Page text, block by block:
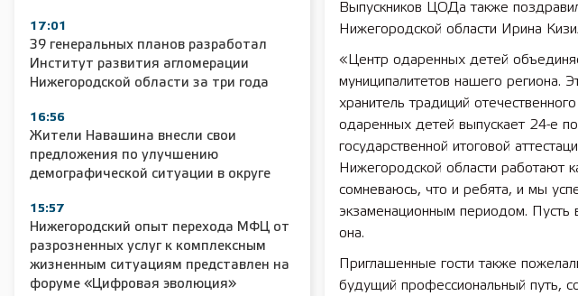
17:01
39 генеральных планов разработал
Институт развития агломерации
Нижегородской области за три года
16:56
Жители Навашина внесли свои
предложения по улучшению
демографической ситуации в округе
15:57
Нижегородский опыт перехода МФЦ от
разрозненных услуг к комплексным
жизненным ситуациям представлен на
форуме «Цифровая эволюция»
Выпускников ЦОДа также
Нижегородской области Ирина
«Центр одаренных детей
муниципалитетов нашего региона.
хранитель традиций
одаренных детей выпускает 24-е
государственной итоговой
Нижегородской области работают
сомневаюсь, что и ребята, и мы
экзаменационным периодом. Пусть
она.
Приглашенные гости также
будущий профессиональный путь,
11 01 Сельское хозяйство 2025 2025 11 01 55 лет СОШ №2